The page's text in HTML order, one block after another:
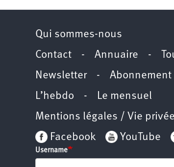
Qui sommes-nous
Contact - Annuaire -
Newsletter- Abonnement
L’hebdo - Le mensuel
Mentions légales / Vie privée
Facebook
YouTube
Username